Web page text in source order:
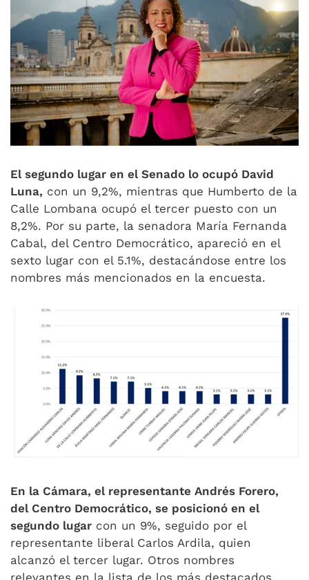
El segundo lugar en el Senado lo ocupó David
Luna, con un 9,2%, mientras que Humberto de la
Calle Lombana ocupó el tercer puesto con un
8,2%. Por su parte, la senadora María Fernanda
Cabal, del Centro Democrático, apareció en el
sexto lugar con el 5.1%, destacándose entre los
nombres más mencionados en la encuesta.
En la Cámara, el representante Andrés Forero,
del Centro Democrático, se posicionó en el
segundo lugar con un 9%, seguido por el
representante liberal Carlos Ardila, quien
alcanzó el tercer lugar. Otros nombres
relevantes en la lista de los más destacados